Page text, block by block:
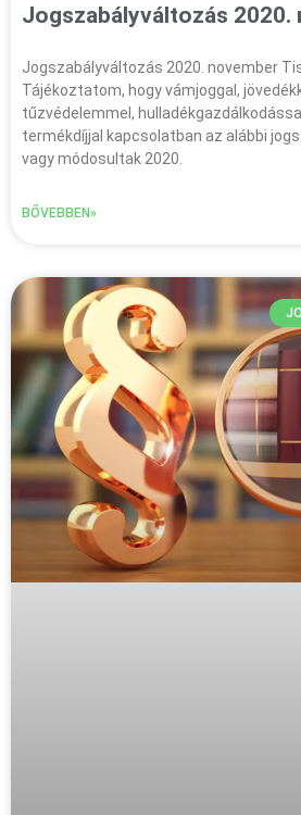
Jogszabályváltozás 2020.
Jogszabályváltozás 2020. november
Tájékoztatom, hogy vámjoggal,
tűzvédelemmel,
termékdíjjal kapcsolatban az alábbi
vagy módosultak 2020.
BŐVEBBEN»